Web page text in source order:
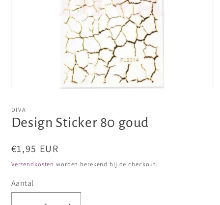
openen
in
modaal
DIVA
Design Sticker 80 goud
Normale
prijs
€1,95 EUR
Verzendkosten worden berekend bij de checkout.
Aantal